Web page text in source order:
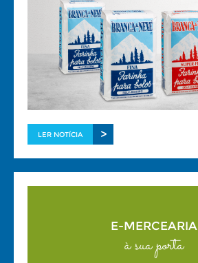
LER NOTÍCIA >
E-MERCEARIA
à sua porta